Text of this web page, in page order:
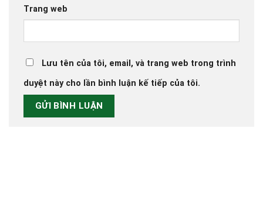
Trang web
Lưu tên của tôi, email, và trang web trong trình
duyệt này cho lần bình luận kế tiếp của tôi.